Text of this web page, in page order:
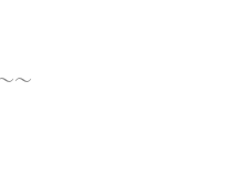
～